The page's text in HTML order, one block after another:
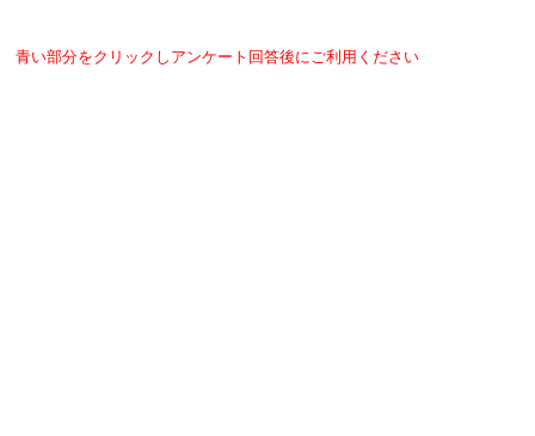
青い部分をクリックしアンケート回答後にご利用ください